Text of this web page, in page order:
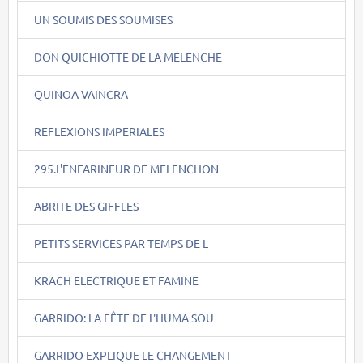
UN SOUMIS DES SOUMISES
DON QUICHIOTTE DE LA MELENCHE
QUINOA VAINCRA
REFLEXIONS IMPERIALES
295.L'ENFARINEUR DE MELENCHON
ABRITE DES GIFFLES
PETITS SERVICES PAR TEMPS DE L
KRACH ELECTRIQUE ET FAMINE
GARRIDO: LA FÊTE DE L'HUMA SOU
GARRIDO EXPLIQUE LE CHANGEMENT